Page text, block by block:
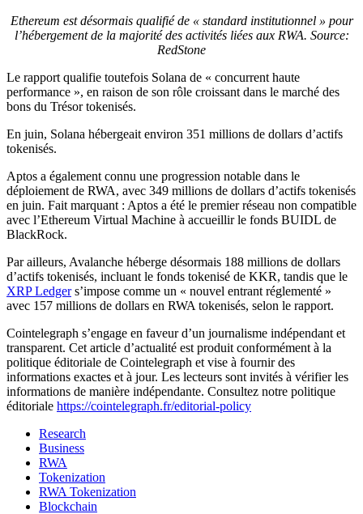
Ethereum est désormais qualifié de « standard institutionnel » pour
l’hébergement de la majorité des activités liées aux RWA. Source:
RedStone
Le rapport qualifie toutefois Solana de « concurrent haute
performance », en raison de son rôle croissant dans le marché des
bons du Trésor tokenisés.
En juin, Solana hébergeait environ 351 millions de dollars d’actifs
tokenisés.
Aptos a également connu une progression notable dans le
déploiement de RWA, avec 349 millions de dollars d’actifs tokenisés
en juin. Fait marquant : Aptos a été le premier réseau non compatible
avec l’Ethereum Virtual Machine à accueillir le fonds BUIDL de
BlackRock.
Par ailleurs, Avalanche héberge désormais 188 millions de dollars
d’actifs tokenisés, incluant le fonds tokenisé de KKR, tandis que le
XRP Ledgers’impose comme un « nouvel entrant réglementé »
avec 157 millions de dollars en RWA tokenisés, selon le rapport.
Cointelegraph s’engage en faveur d’un journalisme indépendant et
transparent. Cet article d’actualité est produit conformément à la
politique éditoriale de Cointelegraph et vise à fournir des
informations exactes et à jour. Les lecteurs sont invités à vérifier les
informations de manière indépendante. Consultez notre politique
éditoriale https://cointelegraph.fr/editorial-policy
Research
Business
RWA
Tokenization
RWA Tokenization
Blockchain